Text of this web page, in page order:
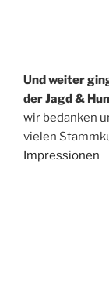
Und weiter
der Jagd &
wir bedanken
vielen
Impressionen